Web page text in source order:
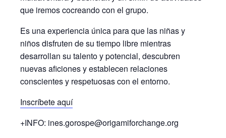
que iremos cocreando con el grupo.
Es una experiencia única para que las niñas y
niños disfruten de su tiempo libre mientras
desarrollan su talento y potencial, descubren
nuevas aficiones y establecen relaciones
conscientes y respetuosas con el entorno.
Inscríbete aquí
+INFO: ines.gorospe@origamiforchange.org